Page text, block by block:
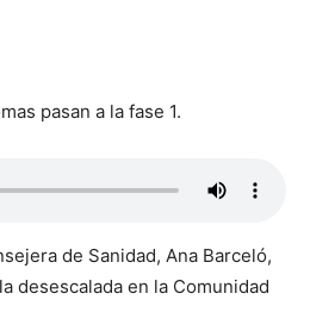
pasan a la fase 1.
de Sanidad, Ana Barceló,
desescalada en la Comunidad